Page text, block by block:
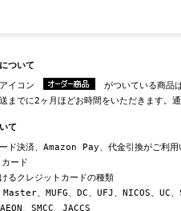
ついて
イコン
がついている商品
までに2ヶ月ほどお時間をいただきます。
て
ド決済、Amazon Pay、代金引換がご利用
ード
るクレジットカードの種類
、MUFG、DC、UFJ、NICOS、UC
、SMCC、JACCS